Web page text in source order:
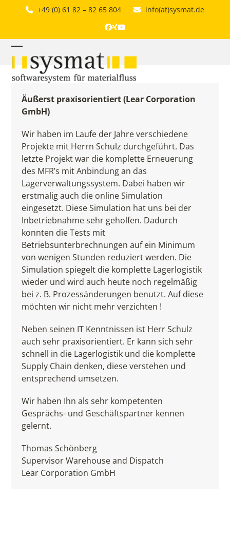
+49 (0) 61 82 – 82 65 804 info(at)sysmat.de
Facebook
XingYouTube
Open
mobile
menu
Close
mobile
menu
Äußerst praxisorientiert (Lear Corporation
GmbH)
Wir haben im Laufe der Jahre verschiedene
Projekte mit Herrn Schulz durchgeführt. Das
letzte Projekt war die komplette Erneuerung
des MFR’s mit Anbindung an das
Lagerverwaltungssystem. Dabei haben wir
erstmalig auch die online Simulation
eingesetzt. Diese Simulation hat uns bei der
Inbetriebnahme sehr geholfen. Dadurch
konnten die Tests mit
Betriebsunterbrechnungen auf ein Minimum
von wenigen Stunden reduziert werden. Die
Simulation spiegelt die komplette Lagerlogistik
wieder und wird auch heute noch regelmäßig
bei z. B. Prozessänderungen benutzt. Auf diese
möchten wir nicht mehr verzichten !
Neben seinen IT Kenntnissen ist Herr Schulz
auch sehr praxisorientiert. Er kann sich sehr
schnell in die Lagerlogistik und die komplette
Supply Chain denken, diese verstehen und
entsprechend umsetzen.
Wir haben Ihn als sehr kompetenten
Gesprächs- und Geschäftspartner kennen
gelernt.
Thomas Schönberg
Supervisor Warehouse and Dispatch
Lear Corporation GmbH